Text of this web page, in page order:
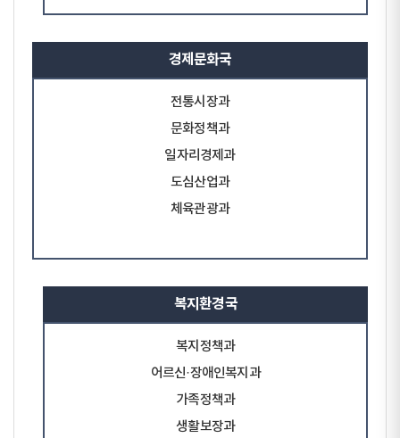
경제문화국
전통시장과
문화정책과
일자리경제과
도심산업과
체육관광과
복지환경국
복지정책과
어르신·장애인복지과
가족정책과
생활보장과